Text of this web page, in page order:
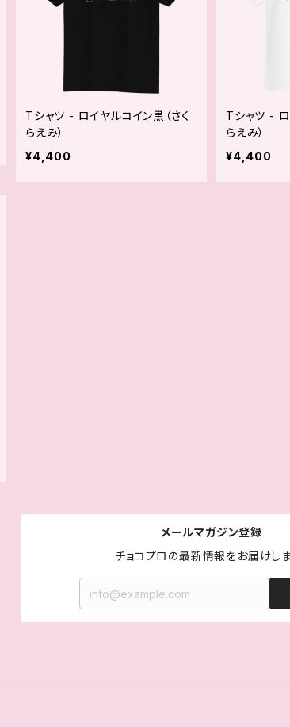
Tシャツ - ロイヤルコイン黒（さく
らえみ）
¥4,400
Tシャツ - ロ
らえみ）
¥4,400
メールマガジン登録
チョコプロの最新情報をお届けしま